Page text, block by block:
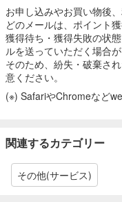
お申し込みやお買い物後
どのメールは、ポイント
獲得待ち・獲得失敗の状
ルを送っていただく場合が
そのため、紛失・破棄さ
意ください。
(※) SafariやChromeなど
関連するカテゴリー
その他(サービス)